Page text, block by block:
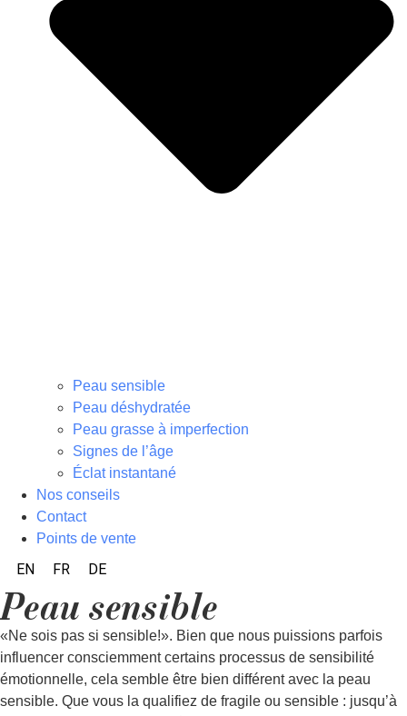
Peau sensible
Peau déshydratée
Peau grasse à imperfection
Signes de l’âge
Éclat instantané
Nos conseils
Contact
Points de vente
EN FR DE
Peau sensible
«Ne sois pas si sensible!». Bien que nous puissions parfois
influencer consciemment certains processus de sensibilité
émotionnelle, cela semble être bien différent avec la peau
sensible. Que vous la qualifiez de fragile ou sensible : jusqu’à